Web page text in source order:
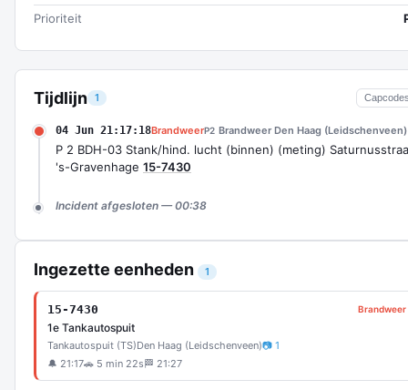
Tijdlijn 1
04 Jun 21:17:18BrandweerP2 Brandweer Den Haag (Leidschenveen)
P 2 BDH-03 Stank/hind. lucht (binnen) (meting)
's-Gravenhage 15-7430
Incident afgesloten — 00:38
Ingezette eenheden 1
15-7430 Brandweer
1e Tankautospuit
Tankautospuit (TS)Den Haag (Leidschenveen)📷 1
🔔 21:17🚗 5 min 22s 🏁 21:27
Prioriteit